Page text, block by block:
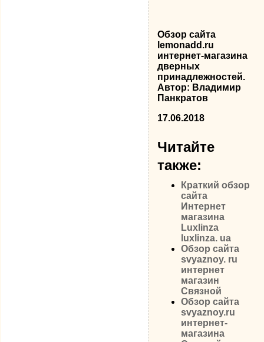
Обзор сайта
lemonadd.ru
интернет-магазина
дверных
принадлежностей.
Автор: Владимир
Панкратов
17.06.2018
Читайте
также:
Краткий обзор
сайта
Интернет
магазина
Luxlinza
luxlinza. ua
Обзор сайта
svyaznoy. ru
интернет
магазин
Связной
Обзор сайта
svyaznoy.ru
интернет-
магазина